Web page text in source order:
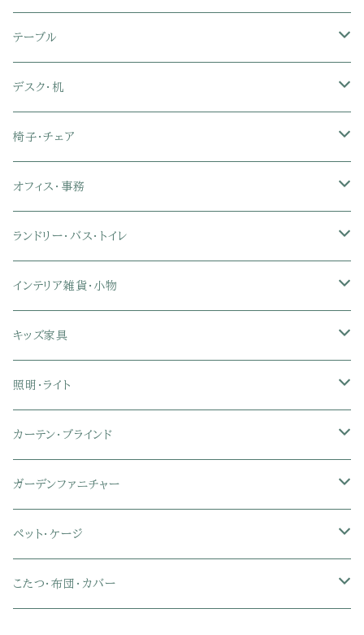
革・レザー・合皮ソファ
布張り・ファブリックソファ
ソファカバー
キャビネット・サイドボード
ランドリー・トイレ収納
玄関収納
突っ張り棚・突っ張りラック
テレビスタンド
サイドチェスト
幅90cm以下テレビ台
幅91～120cmテレビ台
幅121～150cmテレビ台
幅151～180cmテレビ台
キッチンラック・冷蔵庫ラック
隙間収納
キッチンマット
キッチン用品
キッチン家電
シングル
セミシングル
シングル
すのこベッド
セミシングル
シングル
脚付きマットレス
セミシングル
シングル
パイプベッド
ロフトベッド
2段ベッド
折りたたみベッド
ソファベッド
マットレス
セミシングル
シングル
セミシングル
シングル
セミダブル
ダブル
布団セット
枕
タオルケット・ガーゼケット
ブランケット・毛布
布団カバー・敷きパッド
ひんやりマット（冷却マット）
こたつ布団
シングル
セミダブル
ダブル
クイーン
キング
玄関マット
キッチンマット
フローリングマット
ジョイントマット
ダイニングテーブル
ダイニングチェア・ベンチ
ダイニングテーブルセット
2人用ダイニングテーブルセット
4人用ダイニングテーブルセット
6人用ダイニングテーブルセット
木製ダイニング
スチール脚ダイニング
テーブル
サイドテーブル
ウッドテーブル
センターテーブル
ガラステーブル
カウンターテーブル
伸縮式テーブル
デスク・机
パソコン・オフィスデスク
L字デスク
収納付きデスク
キーボードスライダー付きデスク
学習机
ツインデスク
デスクセット
サイドワゴン・チェスト
木製デスク
ガラスデスク
椅子・チェア
ダイニングチェア・ベンチ
オフィスチェア
リクライニングチェア
ハイバックオフィスチェア
メッシュオフィスチェア
リビングチェア
スツール・オットマン
学習椅子
ファブリックチェア
革・レザー・合皮チェア
スチール脚チェア
木脚チェア
オフィス・事務
オフィスチェア
オフィスデスク
オフィス収納
オフィス雑貨
オフィス家電
ランドリー・バス・トイレ
ランドリーラック
タオルハンガー
洗濯カゴ・ワゴン
物干しスタンド
トイレ用品
トイレットペーパーホルダー
バス用品・バスマット
インテリア雑貨・小物
タオル
食器・食器スタンド
キャニスター・ディスペンサー
コーヒーサーバー
エコバッグ
玄関小物・傘
キッズ家具
絵本ラック・本棚
ラック・ランドセルラック
おもちゃ・キッズ収納
学習机・学習椅子
チェア・ベビーチェア・ソファ
照明・ライト
シーリングライト
シーリングファンライト
ペンダントライト
スポットライト
カーテン・ブラインド
ドレープカーテン
レースカーテン
カーテンセット
ガーデンファニチャー
ガーデンフェンス・アーチ
ガーデンテーブル・チェア・ベンチ
ペット・ケージ
ケージ
こたつ・布団・カバー